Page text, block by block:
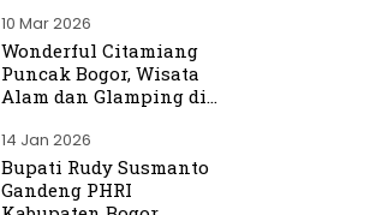
yang Menenangkan
10 Mar 2026
Wonderful Citamiang
Puncak Bogor, Wisata
Alam dan Glamping di
14 Jan 2026
Bupati Rudy Susmanto
Gandeng PHRI